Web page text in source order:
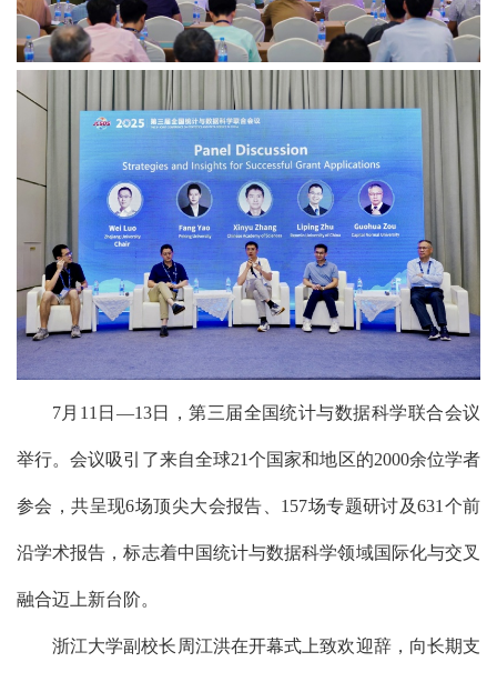
7月11日—13日，第三届全国统计与数据科学联合会议
举行。会议吸引 了来自全球21个国家和地区的2000余位学者
参会，共呈现6场顶尖大会报告、 157场专题研讨及631 个前
沿学术报告，标志着中国统计与数据科学领域国际化与交叉
融合迈上新台阶。
浙江大学副校长 周江洪在开幕式上致欢迎辞， 向长期支